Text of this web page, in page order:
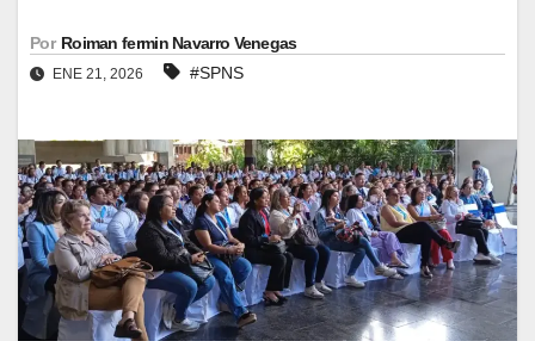
Por Roiman fermin Navarro Venegas
ENE 21, 2026 #SPNS